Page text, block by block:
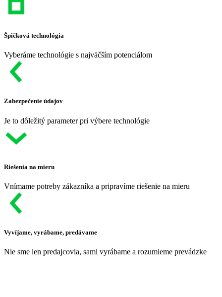
Špičková technológia
Vyberáme technológie s najväčším potenciálom
Zabezpečenie údajov
Je to dôležitý parameter pri výbere technológie
Riešenia na mieru
Vnímame potreby zákazníka a pripravíme riešenie na mieru
Vyvíjame, vyrábame, predávame
Nie sme len predajcovia, sami vyrábame a rozumieme prevádzke